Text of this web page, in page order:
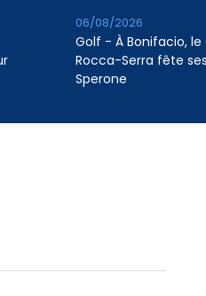
Golf - À Bonifacio, le
Rocca-Serra fête
Sperone
06/08/2026